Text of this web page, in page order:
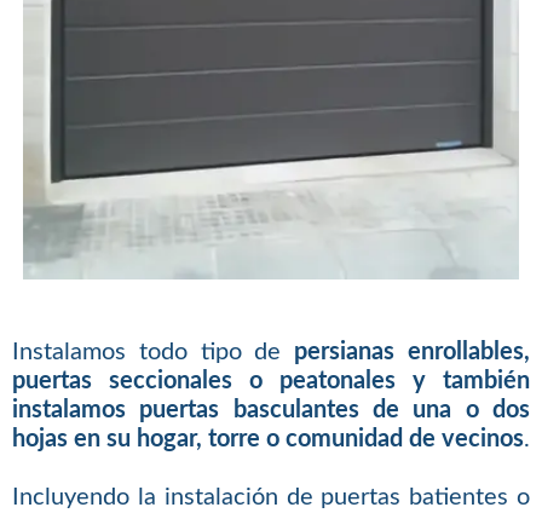
Instalamos todo tipo de persianas enrollables,
puertas seccionales o peatonales y también
instalamos puertas basculantes de una o dos
hojas en su hogar, torre o comunidad de vecinos.
Incluyendo la instalación de puertas batientes o